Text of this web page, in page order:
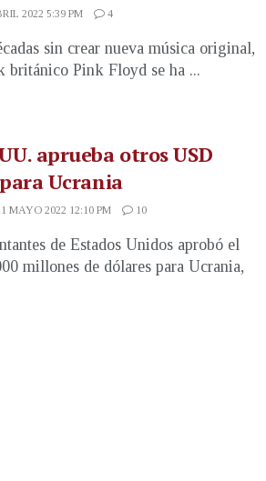
2022 5:39 PM 4
sin crear nueva música original,
británico Pink Floyd se ha ...
aprueba otros USD
Ucrania
MAYO 2022 12:10 PM 10
de Estados Unidos aprobó el
millones de dólares para Ucrania,